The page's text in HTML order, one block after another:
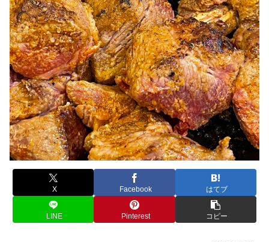
X Facebook はてブ
LINE Pinterest コピー